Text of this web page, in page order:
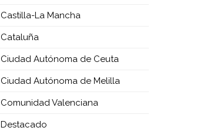
Castilla-La Mancha
Cataluña
Ciudad Autónoma de Ceuta
Ciudad Autónoma de Melilla
Comunidad Valenciana
Destacado